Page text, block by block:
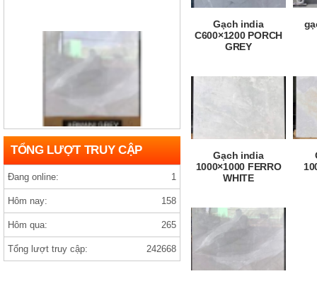
Gạch india D1200×1200 ARMANY GREY
Gạch india 1000×1000 ANVI BIANCO
TỔNG LƯỢT TRUY CẬP
Đang online: 1
Hôm nay: 158
Hôm qua: 265
Tổng lượt truy cập: 242668
Gạch india
C600×1200 PORCH
GREY
Gạch india
1000×1000 FERRO
WHITE